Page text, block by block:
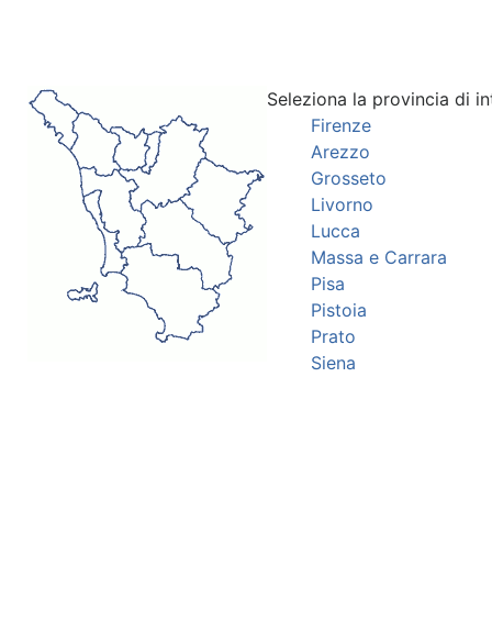
Seleziona la provincia di
Firenze
Arezzo
Grosseto
Livorno
Lucca
Massa e Carrara
Pisa
Pistoia
Prato
Siena